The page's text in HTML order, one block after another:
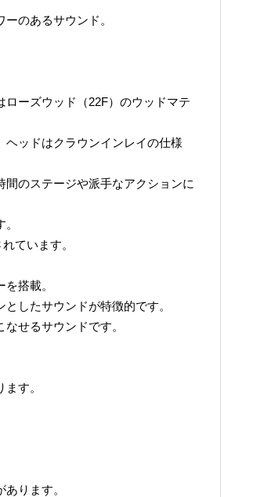
のあるサウンド。
ーズウッド（22F）のウッドマテ
ヘッドはクラウンインレイの仕様
のステージや派手なアクションに
ています。
搭載。
したサウンドが特徴的です。
せるサウンドです。
す。
ります。